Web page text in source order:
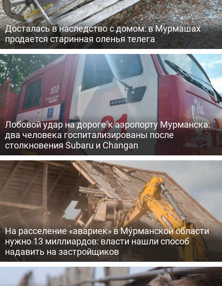
Досталась в наследство с домом: в Мурмашах
продается старинная оленья телега
Лобовой удар на дороге к аэропорту Мурманска:
два человека госпитализированы после
столкновения Subaru и Changan
На расселение «авариек» в Мурманской области
нужно 13 миллиардов: власти нашли способ
надавить на застройщиков